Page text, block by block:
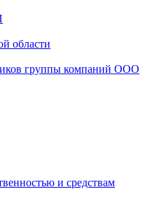
области
группы компаний ООО
и средствам